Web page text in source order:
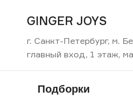
GINGER JOYS
г. Санкт-Петербург, м.
главный вход, 1 этаж,
Подборки